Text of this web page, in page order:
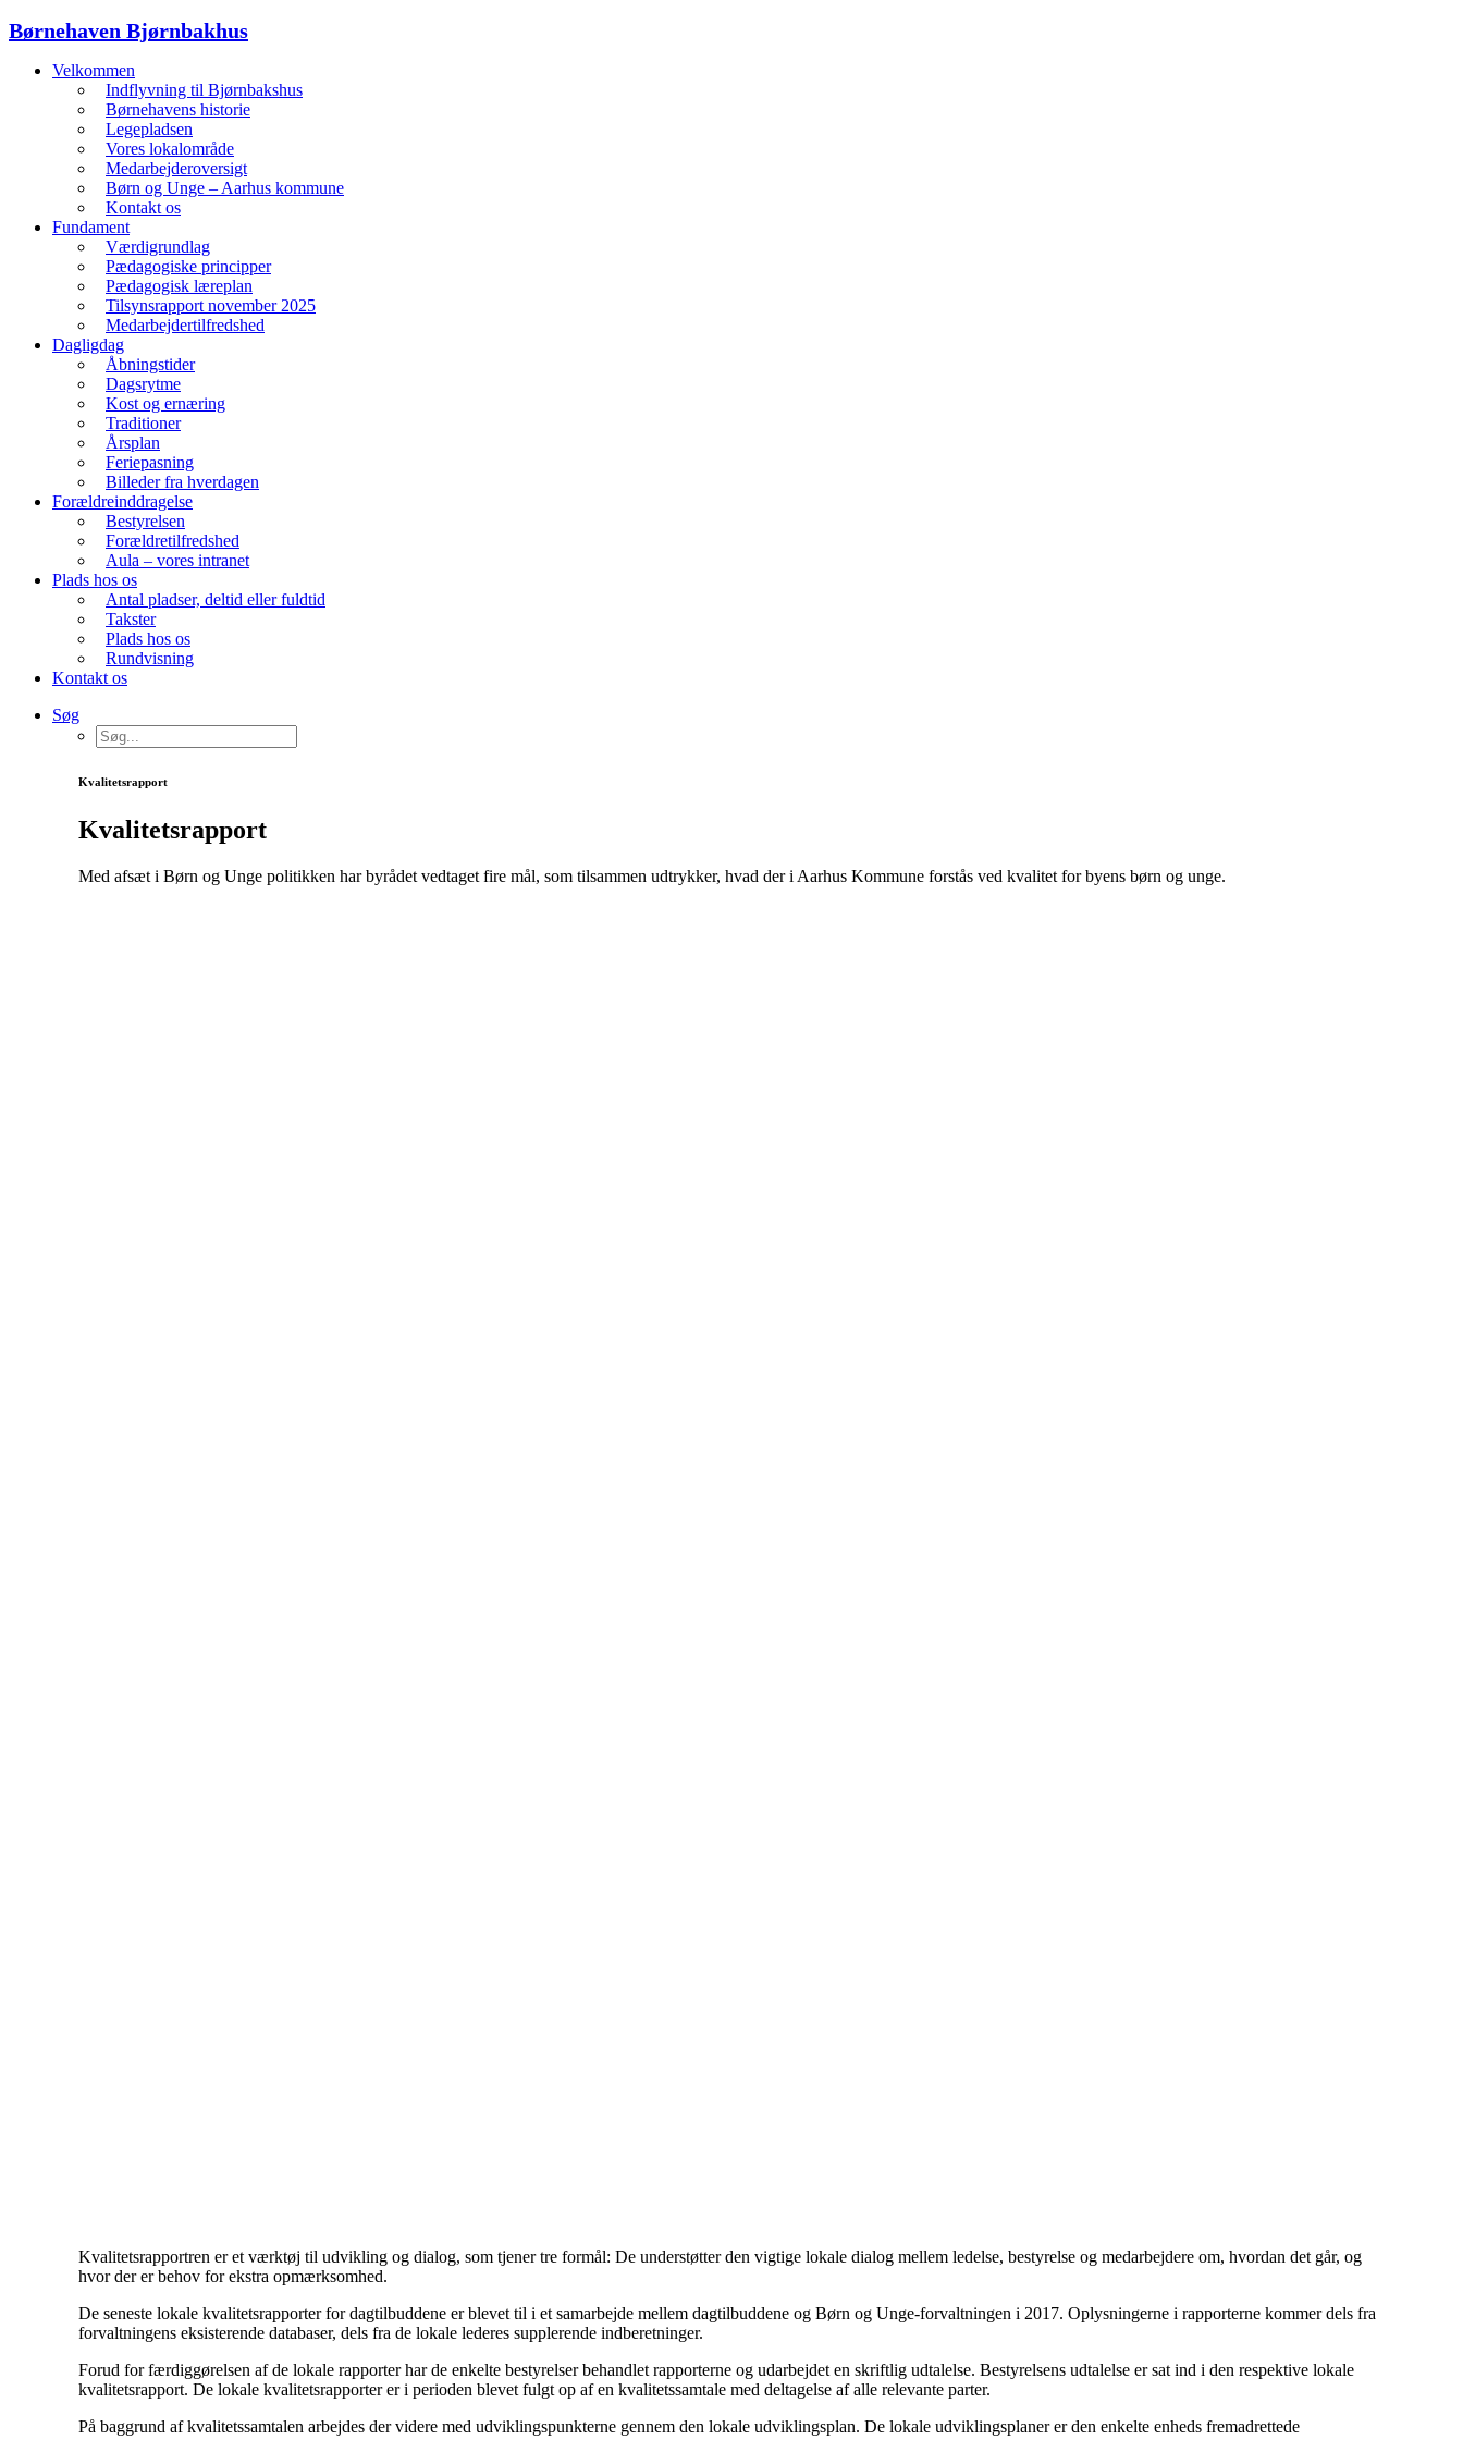
Børnehaven Bjørnbakhus
Velkommen
Indflyvning til Bjørnbakshus
Børnehavens historie
Legepladsen
Vores lokalområde
Medarbejderoversigt
Børn og Unge – Aarhus kommune
Kontakt os
Fundament
Værdigrundlag
Pædagogiske principper
Pædagogisk læreplan
Tilsynsrapport november 2025
Medarbejdertilfredshed
Dagligdag
Åbningstider
Dagsrytme
Kost og ernæring
Traditioner
Årsplan
Feriepasning
Billeder fra hverdagen
Forældreinddragelse
Bestyrelsen
Forældretilfredshed
Aula – vores intranet
Plads hos os
Antal pladser, deltid eller fuldtid
Takster
Plads hos os
Rundvisning
Kontakt os
Søg
Kvalitetsrapport
Kvalitetsrapport
Med afsæt i Børn og Unge politikken har byrådet vedtaget fire mål, som tilsammen udtrykker, hvad der i Aarhus Kommune forstås ved kvalitet for byens børn og unge.
Kvalitetsrapportren er et værktøj til udvikling og dialog, som tjener tre formål: De understøtter den vigtige lokale dialog mellem ledelse, bestyrelse og medarbejdere om, hvordan det går, og
hvor der er behov for ekstra opmærksomhed.
De seneste lokale kvalitetsrapporter for dagtilbuddene er blevet til i et samarbejde mellem dagtilbuddene og Børn og Unge-forvaltningen i 2017. Oplysningerne i rapporterne kommer dels fra
forvaltningens eksisterende databaser, dels fra de lokale lederes supplerende indberetninger.
Forud for færdiggørelsen af de lokale rapporter har de enkelte bestyrelser behandlet rapporterne og udarbejdet en skriftlig udtalelse. Bestyrelsens udtalelse er sat ind i den respektive lokale
kvalitetsrapport. De lokale kvalitetsrapporter er i perioden blevet fulgt op af en kvalitetssamtale med deltagelse af alle relevante parter.
På baggrund af kvalitetssamtalen arbejdes der videre med udviklingspunkterne gennem den lokale udviklingsplan. De lokale udviklingsplaner er den enkelte enheds fremadrettede